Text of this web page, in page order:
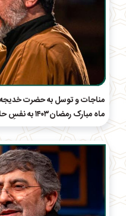
مناجات و توسل به حضرت خدیجه
ماه مبارک رمضان۱۴۰۳ به نفسِ حاج‌ مهدی سلحشور